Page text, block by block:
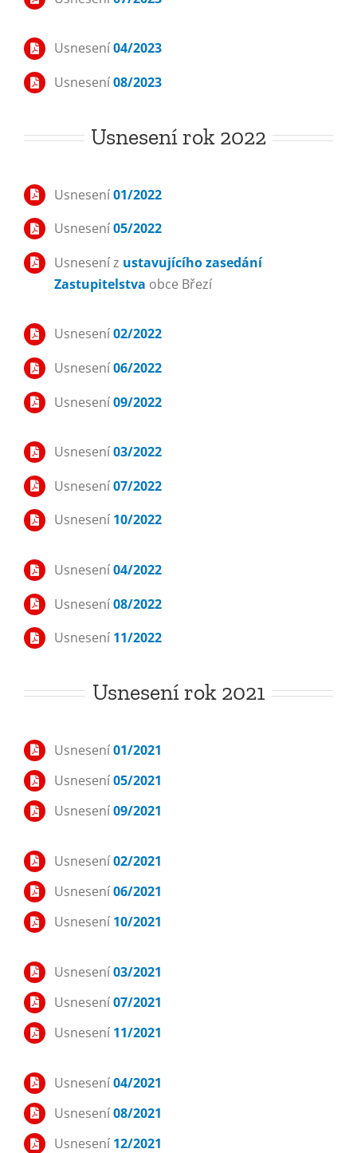
Usnesení04/2023
Usnesení08/2023
Usnesení rok 2022
Usnesení01/2022
Usnesení05/2022
Usnesení z ustavujícího zasedání
Zastupitelstva obce Březí
Usnesení02/2022
Usnesení06/2022
Usnesení09/2022
Usnesení03/2022
Usnesení07/2022
Usnesení 10/2022
Usnesení04/2022
Usnesení08/2022
Usnesení 11/2022
Usnesení rok 2021
Usnesení01/2021
Usnesení05/2021
Usnesení09/2021
Usnesení02/2021
Usnesení06/2021
Usnesení 10/2021
Usnesení03/2021
Usnesení07/2021
Usnesení 11/2021
Usnesení04/2021
Usnesení08/2021
Usnesení 12/2021